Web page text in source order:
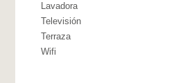
Lavadora
Televisión
Terraza
Wifi